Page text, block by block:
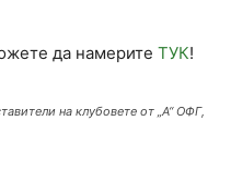
да намерите ТУК!
на клубовете от „А“ ОФГ,